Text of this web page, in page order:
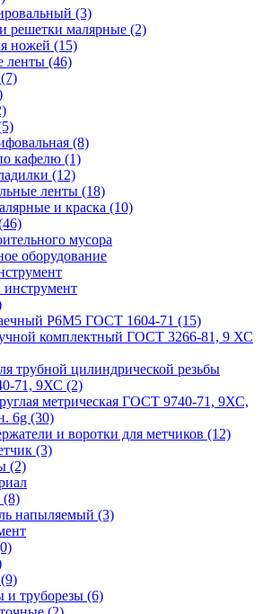
(3)
решетки малярные (2)
ножей (15)
ленты (46)
(7)
(8)
кафелю (1)
(12)
ленты (18)
и краска (10)
мусора
оборудование
инструмент
Р6М5 ГОСТ 1604-71 (15)
комплектный ГОСТ 3266-81, 9 ХС
трубной цилиндрической резьбы
71, 9ХС (2)
метрическая ГОСТ 9740-71, 9ХС,
6g (30)
и воротки для метчиков (12)
(3)
(2)
(8)
напыляемый (3)
(9)
и труборезы (6)